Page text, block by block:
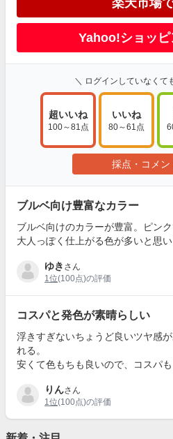
楽天市場
Yahoo!ショッピ
＼ ログインしていなくて
超いいね
100～81点
いいね
80～61点
採点・コメン
ブルベ向け豊富なカラー
ブルベ向けのカラーが豊富。ピン
大人っぽく仕上がる色が多いと思い
ゆき さん
1位(100点)の評価
コスパと発色が素晴らしい
浮きすぎないちょうど良いツヤ感
れる。
安くて色もちも良いので、コスパも
りんさん
1位(100点)の評価